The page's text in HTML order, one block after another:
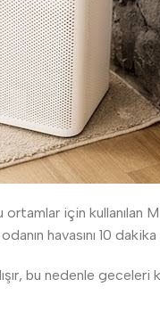
için kullanılan
havasını 10
bu nedenle